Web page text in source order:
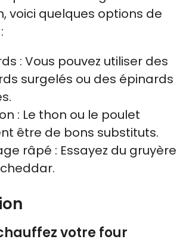
voici quelques options de
: Vous pouvez utiliser des
surgelés ou des épinards
: Le thon ou le poulet
être de bons substituts.
râpé : Essayez du gruyère
votre four